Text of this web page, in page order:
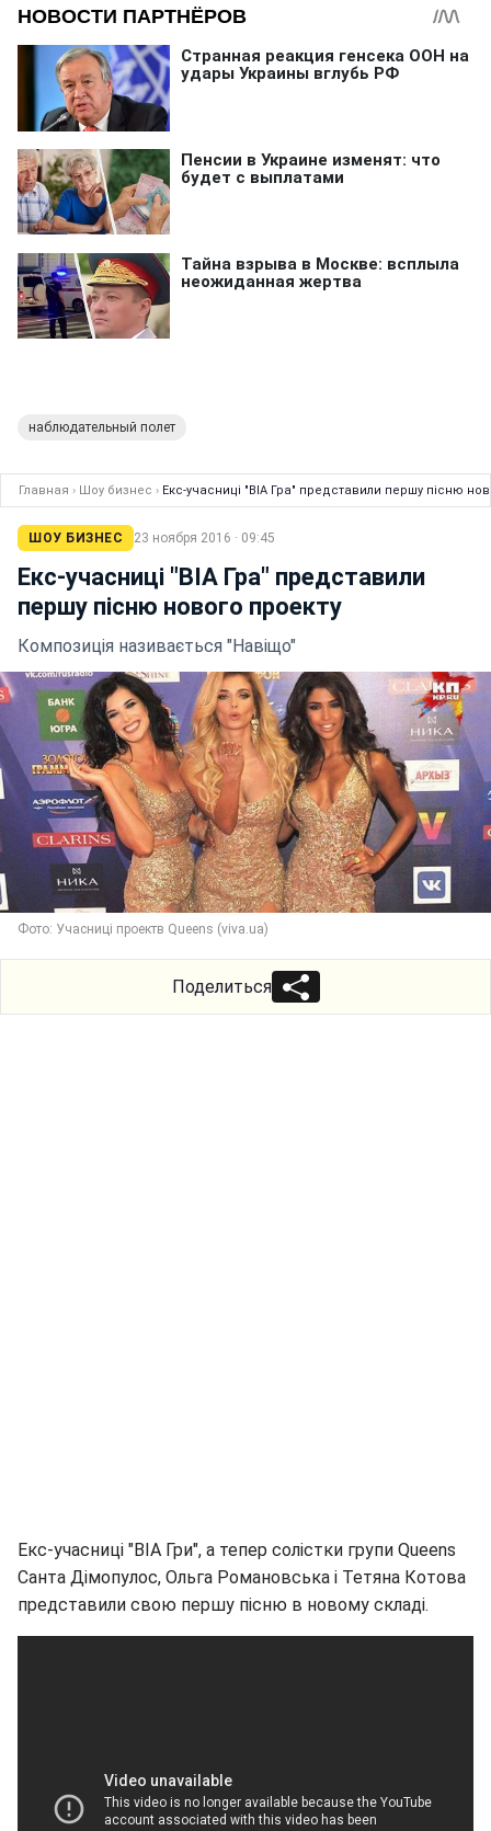
наблюдательный полет
Главная › Шоу бизнес › Екс-учасниці "ВІА Гра" представили першу пісню
ШОУ БИЗНЕС 23 ноября 2016 · 09:45
Екс-учасниці "ВІА Гра" представили
першу пісню нового проекту
Композиція називається "Навіщо"
Фото: Учасниці проектв Queens (viva.ua)
Поделиться
Екс-учасниці "ВІА Гри", а тепер солістки групи Queens
Санта Дімопулос, Ольга Романовська і Тетяна Котова
представили свою першу пісню в новому складі.